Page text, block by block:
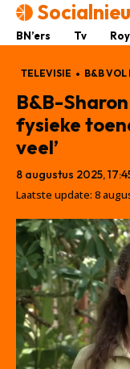
BN’ers Tv
TELEVISIE B&B VOL
B&B-
fysieke
veel’
8 augustus 2025,
Laatste update: 8